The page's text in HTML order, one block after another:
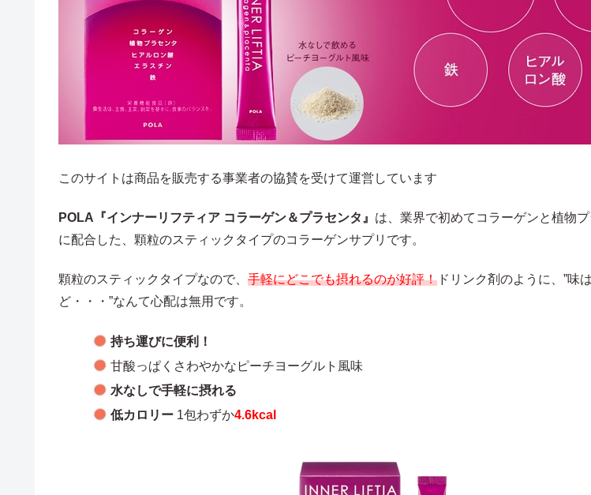
このサイトは商品を販売する事業者の協賛を受けて運営しています
POLA『インナーリフティア コラーゲン＆プラセンタ』 は、業界で初めてコラーゲンと植物
に配合した、顆粒のスティックタイプのコラーゲンサプリです。
顆粒のスティックタイプなので、 手軽にどこでも摂れるのが好評！ ドリンク剤のように、”味
ど・・・”なんて心配は無用です。
持ち運びに便利！
甘酸っぱくさわやかなピーチヨーグルト風味
水なしで手軽に摂れる
低カロリー 1包わずか4.6kcal